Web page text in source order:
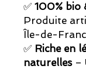
✅ 100% bio
Produite
Île-de-
✅ Riche en
naturelles–